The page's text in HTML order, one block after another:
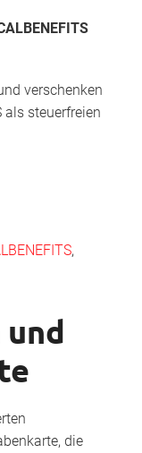
verschenken
als steuerfreien
,
die